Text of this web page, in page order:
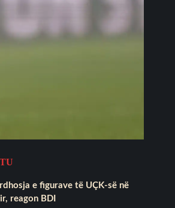
e figurave të UÇK-së në
reagon BDI